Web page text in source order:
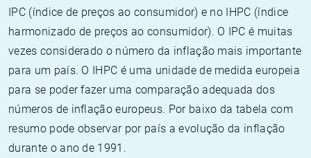
IPC (índice de preços ao consumidor) e no IHPC (índice
harmonizado de preços ao consumidor). O IPC é muitas
vezes considerado o número da inflação mais importante
para um país. O IHPC é uma unidade de medida europeia
para se poder fazer uma comparação adequada dos
números de inflação europeus. Por baixo da tabela com
resumo pode observar por país a evolução da inflação
durante o ano de 1991.